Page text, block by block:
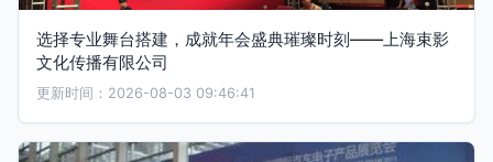
选择专业舞台搭建，成就年会盛典璀璨时刻——上海束影
文化传播有限公司
更新时间：2026-08-03 09:46:41